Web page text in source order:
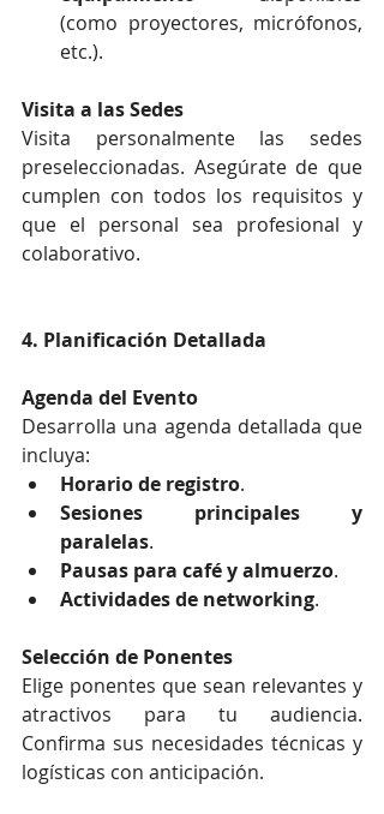
(como proyectores, micrófonos,
etc.).
Visita a las Sedes
Visita personalmente las sedes
preseleccionadas. Asegúrate de que
cumplen con todos los requisitos y
que el personal sea profesional y
colaborativo.
4. Planificación Detallada
Agenda del Evento
Desarrolla una agenda detallada que
incluya:
Horario de registro.
Sesiones principales y
paralelas.
Pausas para café y almuerzo.
Actividades de networking.
Selección de Ponentes
Elige ponentes que sean relevantes y
atractivos para tu audiencia.
Confirma sus necesidades técnicas y
logísticas con anticipación.